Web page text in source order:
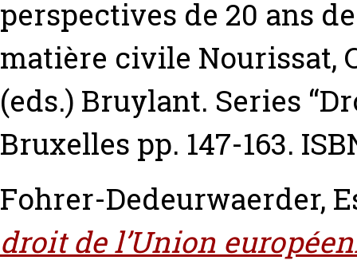
perspectives de 20 ans
matière civile Nourissat,
(eds.) Bruylant. Series
Bruxelles pp. 147-163.
Fohrer-Dedeurwaerder,
droit de l’Union